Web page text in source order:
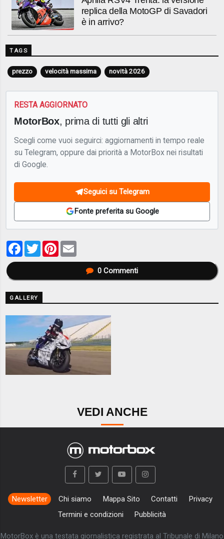
replica della MotoGP di Savadori
è in arrivo?
TAGS
prezzo velocità massima novità 2026
RESTA AGGIORNATO
MotorBox, prima di tutti gli altri
Scegli come vuoi seguirci: aggiornamenti in tempo reale
su Telegram, oppure dai priorità a MotorBox nei risultati
di Google.
Seguici su Telegram
Fonte preferita su Google
Facebook
TwitterPinterest
0Commenti
GALLERY
VEDI ANCHE
Newsletter Chi siamo Mappa Sito Contatti
Privacy
Termini e condizioni
Pubblicità
MotorBox è una testata giornalistica registrata al Tribunale di Milano